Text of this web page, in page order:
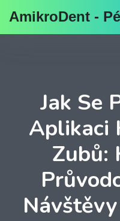
AmikroDent -
Jak Se
Aplikaci
Zubů: